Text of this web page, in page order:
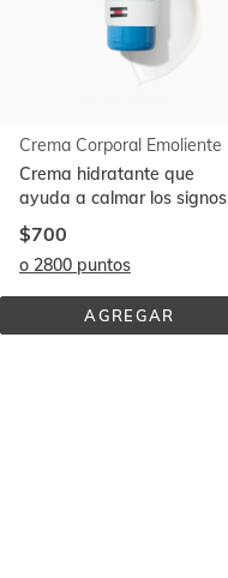
Crema Corporal Emoliente
Crema hidratante que
ayuda a calmar los signos
de la piel atópica
$700
o 2800 puntos
AGREGAR
CREMA